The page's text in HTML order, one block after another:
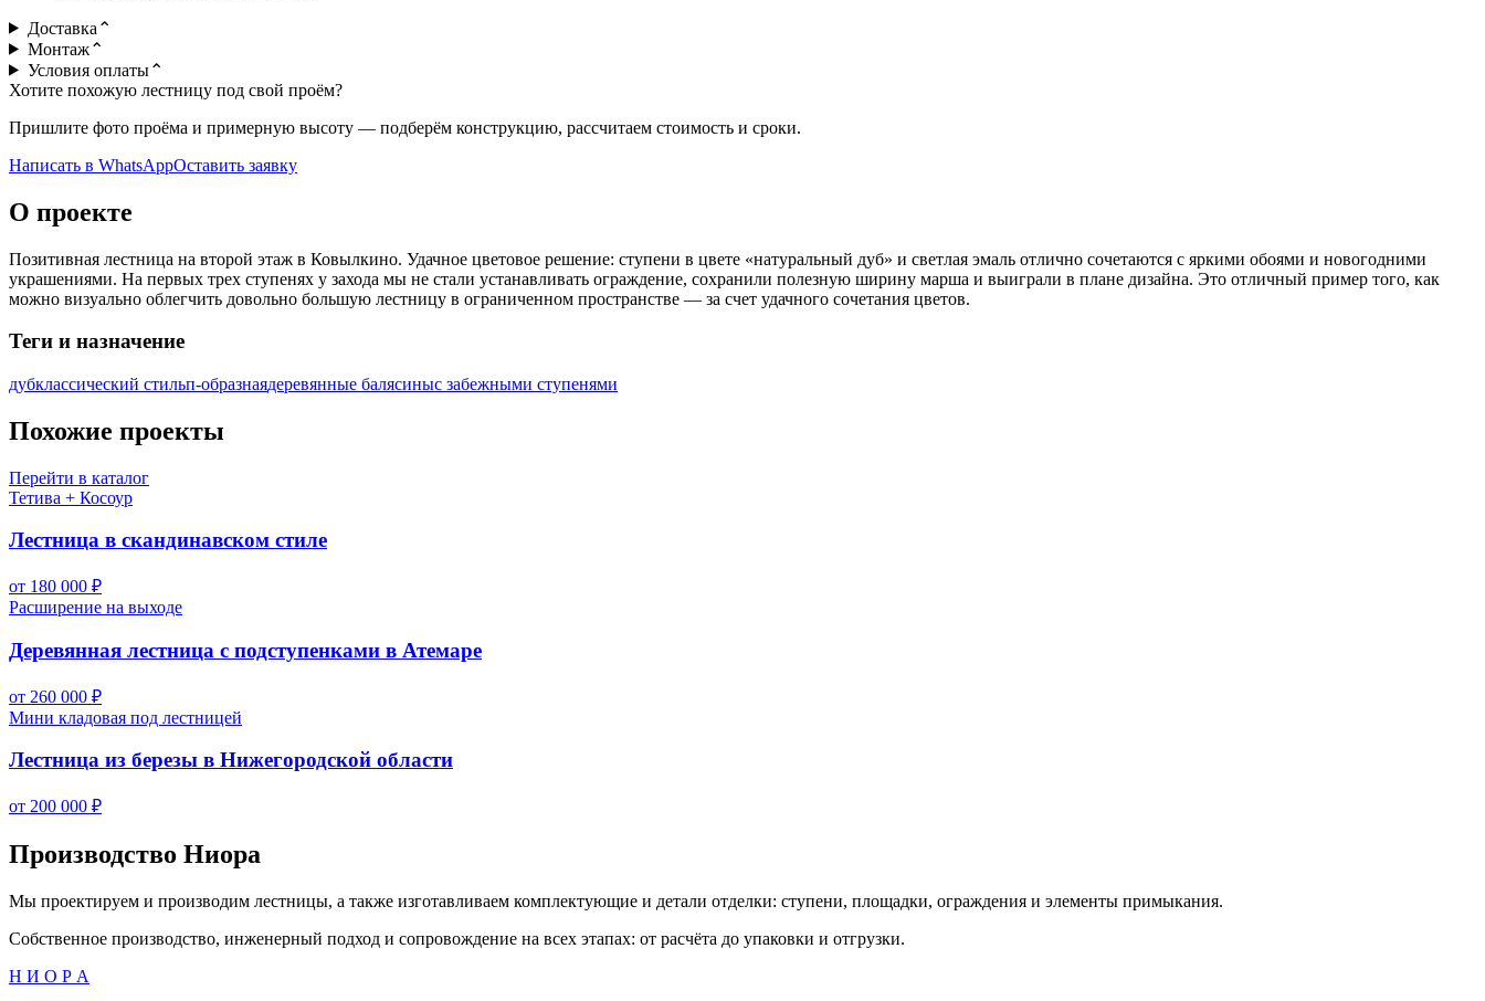
Доставка ⌃
Монтаж⌃
Условия оплаты⌃
Хотите похожую лестницу под свой проём?
Пришлите фото проёма и примерную высоту — подберём конструкцию, рассчитаем стоимость и сроки.
Написать в WhatsAppОставить заявку
О проекте
Позитивная лестница на второй этаж в Ковылкино. Удачное цветовое решение: ступени в цвете «натуральный дуб» и светлая эмаль отлично сочетаются с яркими обоями и новогодними
украшениями. На первых трех ступенях у захода мы не стали устанавливать ограждение, сохранили полезную ширину марша и выиграли в плане дизайна. Это отличный пример того, как
можно визуально облегчить довольно большую лестницу в ограниченном пространстве — за счет удачного сочетания цветов.
Теги и назначение
дубклассический стильп-образнаядеревянные балясиныс забежными ступенями
Похожие проекты
Перейти в каталог
Тетива + Косоур
Лестница в скандинавском стиле
от 180 000 ₽
Расширение на выходе
Деревянная лестница с подступенками в Атемаре
от 260 000 ₽
Мини кладовая под лестницей
Лестница из березы в Нижегородской области
от 200 000 ₽
Производство Ниора
Мы проектируем и производим лестницы, а также изготавливаем комплектующие и детали отделки: ступени, площадки, ограждения и элементы примыкания.
Собственное производство, инженерный подход и сопровождение на всех этапах: от расчёта до упаковки и отгрузки.
Н И О Р А